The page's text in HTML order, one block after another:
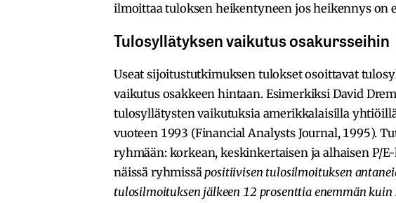
ilmoittaa tuloksen heikentyneen jos heikennys on
Tulosyllätyksen vaikutus osakursseihin
Useat sijoitustutkimuksen tulokset osoittavat
vaikutus osakkeen hintaan. Esimerkiksi David
tulosyllätysten vaikutuksia amerikkalaisilla
vuoteen 1993 (Financial Analysts Journal, 1995).
ryhmään: korkean, keskinkertaisen ja alhaisen P/
näissä ryhmissä positiivisen tulosilmoituksen
tulosilmoituksen jälkeen 12 prosenttia enemmän